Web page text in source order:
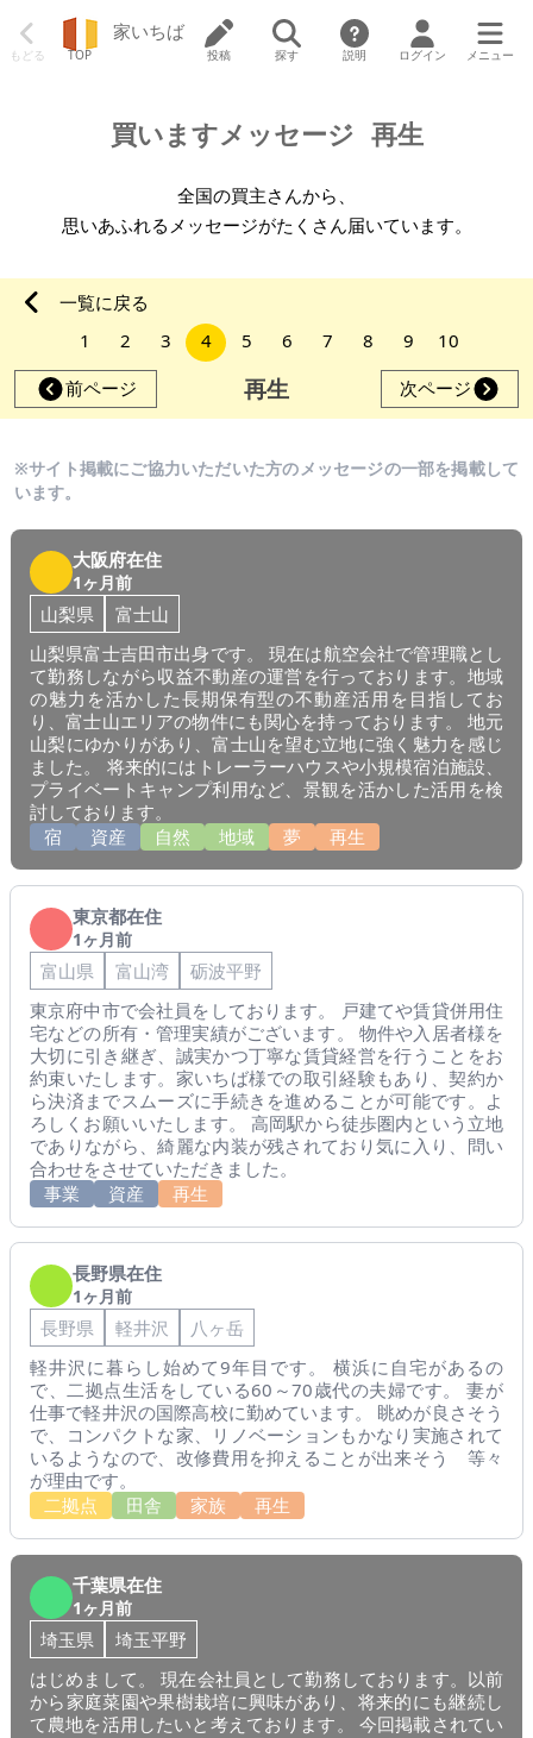
もどる TOP
家いちば
投稿 探す 説明 ログイン メニュー
買いますメッセージ 再生
全国の買主さんから、
思いあふれるメッセージがたくさん届いています。
一覧に戻る
1
2 3 4 5 6 7 8 9
10
前ページ
再生 次ページ
※サイト掲載にご協力いただいた方のメッセージの一部を掲載して
います。
大阪府在住
1ヶ月前
山梨県
富士山
山梨県富士吉田市出身です。 現在は航空会社で管理職とし
て勤務しながら収益不動産の運営を行っております。地域
の魅力を活かした長期保有型の不動産活用を目指してお
り、富士山エリアの物件にも関心を持っております。 地元
山梨にゆかりがあり、富士山を望む立地に強く魅力を感じ
ました。 将来的にはトレーラーハウスや小規模宿泊施設、
プライベートキャンプ利用など、景観を活かした活用を検
討しております。
宿
資産 自然 地域 夢 再生
東京都在住
1ヶ月前
富山県 富山湾
砺波平野
東京府中市で会社員をしております。 戸建てや賃貸併用住
宅などの所有・管理実績がございます。 物件や入居者様を
大切に引き継ぎ、誠実かつ丁寧な賃貸経営を行うことをお
約束いたします。家いちば様での取引経験もあり、契約か
ら決済までスムーズに手続きを進めることが可能です。よ
ろしくお願いいたします。 高岡駅から徒歩圏内という立地
でありながら、綺麗な内装が残されており気に入り、問い
合わせをさせていただきました。
事業
資産 再生
長野県在住
1ヶ月前
長野県 軽井沢
八ヶ岳
軽井沢に暮らし始めて9年目です。 横浜に自宅があるの
で、二拠点生活をしている60～70歳代の夫婦です。 妻が
仕事で軽井沢の国際高校に勤めています。 眺めが良さそう
で、コンパクトな家、リノベーションもかなり実施されて
いるようなので、改修費用を抑えることが出来そう 等々
が理由です。
二拠点
田舎 家族 再生
千葉県在住
1ヶ月前
埼玉県
埼玉平野
はじめまして。 現在会社員として勤務しております。以前
から家庭菜園や果樹栽培に興味があり、将来的にも継続し
て農地を活用したいと考えております。 今回掲載されてい